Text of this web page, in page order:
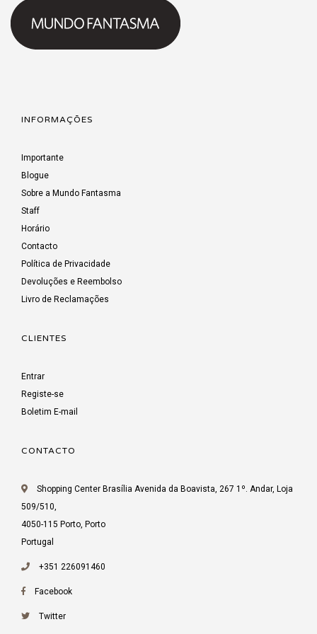
INFORMAÇÕES
Importante
Blogue
Sobre a Mundo Fantasma
Staff
Horário
Contacto
Política de Privacidade
Devoluções e Reembolso
Livro de Reclamações
CLIENTES
Entrar
Registe-se
Boletim E-mail
CONTACTO
Shopping Center Brasília Avenida da Boavista, 267 1º. Andar, Loja
509/510,
4050-115 Porto, Porto
Portugal
+351 226091460
Facebook
Twitter